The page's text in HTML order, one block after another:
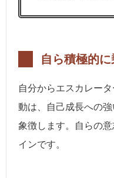
自ら積極的に
自分からエスカレー
動は、自己成長への
象徴します。自らの
インです。